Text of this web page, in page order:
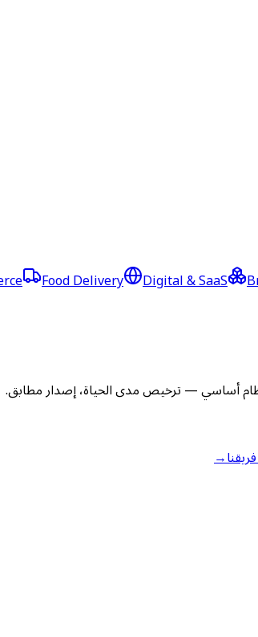
Food Delivery Digital & SaaS
أساسي — ترخيص مدى الحياة، إصدار مطابق.
→